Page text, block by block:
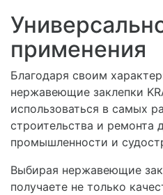
применения
Благодаря своим
нержавеющие заклепки
использоваться в самых
строительства и ремонта
промышленности и
Выбирая нержавеющие
получаете не только